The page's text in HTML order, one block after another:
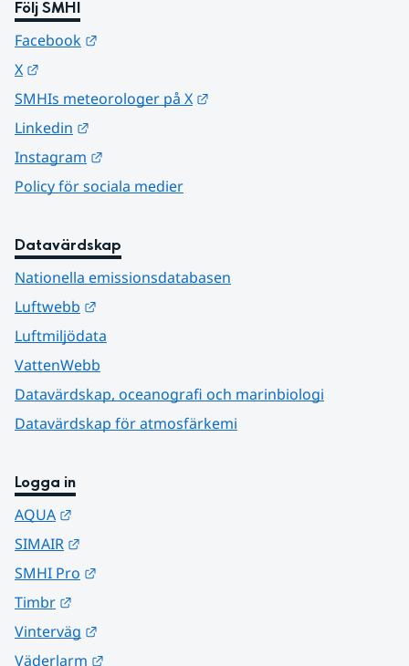
Följ SMHI
Facebook
X
SMHIs meteorologer på X
Linkedin
Instagram
Policy för sociala medier
Datavärdskap
Nationella emissionsdatabasen
Luftwebb
Luftmiljödata
VattenWebb
Datavärdskap, oceanografi och marinbiologi
Datavärdskap för atmosfärkemi
Logga in
AQUA
SIMAIR
SMHI Pro
Timbr
Vinterväg
Väderlarm